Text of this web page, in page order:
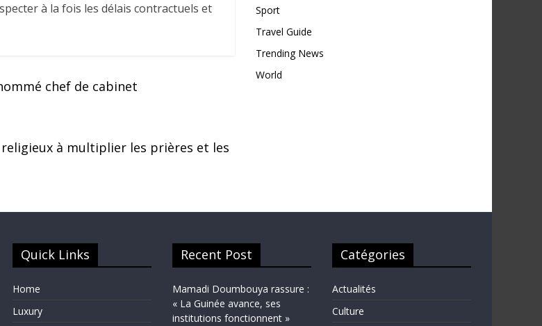
à la fois les délais contractuels et
chef de cabinet
religieux à multiplier les prières et les
Sport
Travel Guide
Trending News
World
Quick Links
Home
Luxury
Recent Post
Mamadi Doumbouya rassure :
« La Guinée avance, ses
institutions fonctionnent »
Catégories
Actualités
Culture